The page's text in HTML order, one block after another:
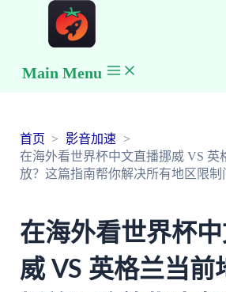
Main Menu
首页
影音加速
在海外看世界杯中文直播挪威 VS 英
放？这篇指南帮你解决所有地区限制
在海外看世界杯
威 VS 英格兰当前